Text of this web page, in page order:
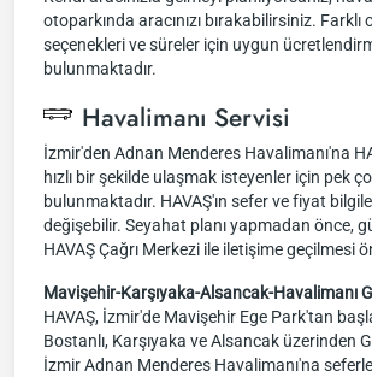
otoparkında aracınızı bırakabilirsiniz. Farklı
seçenekleri ve süreler için uygun
bulunmaktadır.
Havalimanı Servisi
İzmir'den Adnan Menderes Havalimanı'na
hızlı bir şekilde ulaşmak isteyenler için pek
bulunmaktadır. HAVAŞ'ın sefer ve fiyat
değişebilir. Seyahat planı yapmadan önce,
HAVAŞ Çağrı Merkezi ile iletişime geçilmesi
Mavişehir-Karşıyaka-Alsancak-Havalimanı
HAVAŞ, İzmir'de Mavişehir Ege Park'tan
Bostanlı, Karşıyaka ve Alsancak üzerinden
İzmir Adnan Menderes Havalimanı'na